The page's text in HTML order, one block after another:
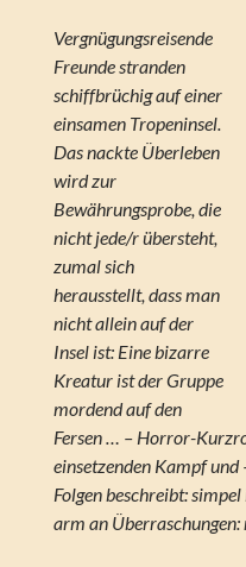
Vergnügungsreisende
Freunde stranden
schiffbrüchig auf einer
einsamen Tropeninsel.
Das nackte Überleben
wird zur
Bewährungsprobe, die
nicht jede/r übersteht,
zumal sich
herausstellt, dass man
nicht allein auf der
Insel ist: Eine bizarre
Kreatur ist der Gruppe
mordend auf den
Fersen … – Horror-
einsetzenden Kampf
Folgen beschreibt:
arm an